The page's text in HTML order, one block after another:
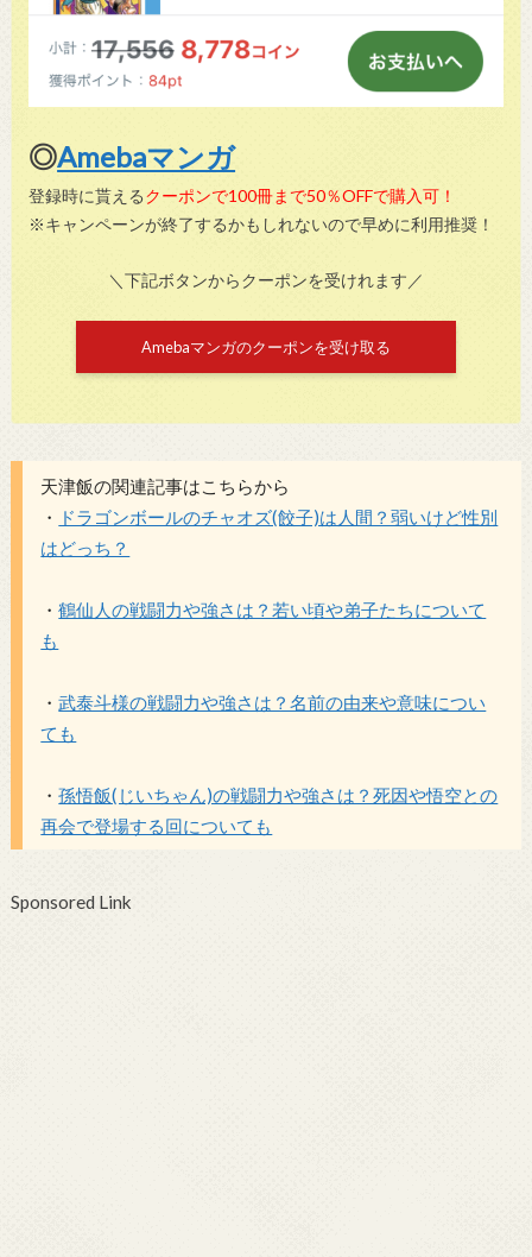
◎Amebaマンガ
登録時に貰えるクーポンで100冊まで50％OFFで購入可！
※キャンペーンが終了するかもしれないので早めに利用推奨！
＼下記ボタンからクーポンを受けれます／
Amebaマンガのクーポンを受け取る
天津飯の関連記事はこちらから
・
ドラゴンボールのチャオズ(餃子)は人間？弱いけど性別
はどっち？
・鶴仙人の戦闘力や強さは？若い頃や弟子たちについて
も
・武泰斗様の戦闘力や強さは？名前の由来や意味につい
ても
・孫悟飯(じいちゃん)の戦闘力や強さは？死因や悟空との
再会で登場する回についても
Sponsored Link